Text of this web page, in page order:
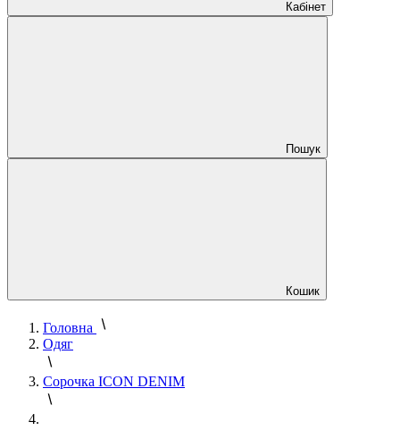
Кабінет
Пошук
Кошик
Головна
Одяг
Сорочка ICON DENIM